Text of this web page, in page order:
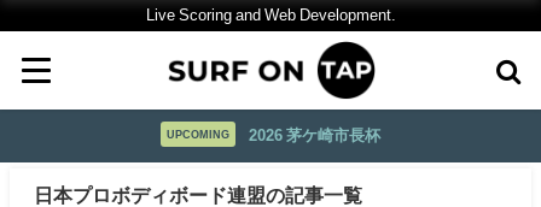
Live Scoring and Web Development.
UPCOMING 2026 茅ケ崎市長杯
日本プロボディボード連盟の記事一覧